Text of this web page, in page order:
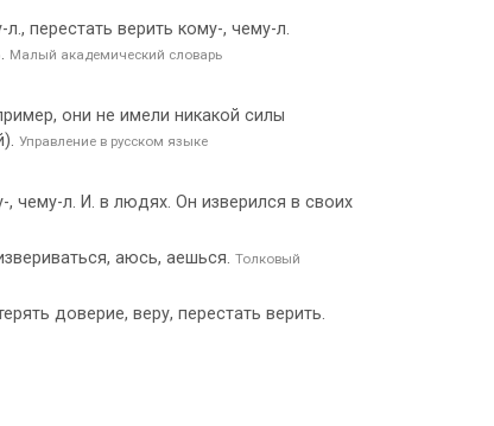
перестать верить кому-, чему-л.
Малый академический словарь
они не имели никакой силы
Управление в русском языке
чему-л. И. в людях. Он изверился в своих
аюсь, аешься. Толковый
доверие, веру, перестать верить.